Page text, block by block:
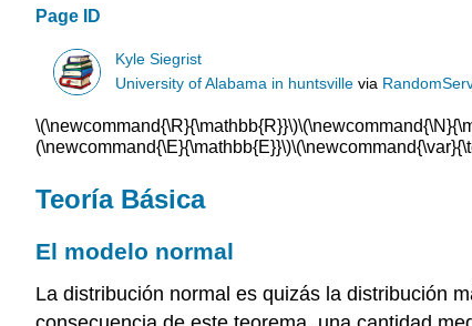
Page ID
Kyle Siegrist
University of Alabama in huntsville via
\(\newcommand{\R}{\mathbb{R}}\)
(\newcommand{\E}{\mathbb{E}}\)
Teoría Básica
El modelo normal
La distribución normal es quizás la distribución